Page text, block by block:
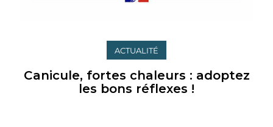
ACTUALITÉ
Canicule, fortes chaleurs : adoptez
les bons réflexes !